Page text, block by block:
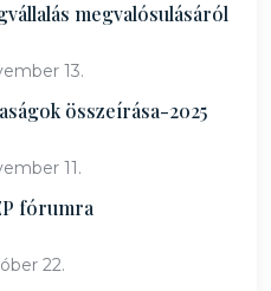
megvalósulásáról
13.
összeírása-2025
11.
fórumra
22.